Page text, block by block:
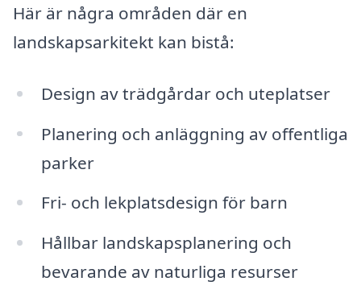
Här är några områden där en
landskapsarkitekt kan bistå:
Design av trädgårdar och uteplatser
Planering och anläggning av offentliga
parker
Fri- och lekplatsdesign för barn
Hållbar landskapsplanering och
bevarande av naturliga resurser